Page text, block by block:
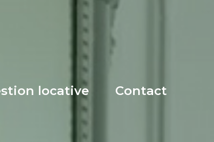
locative contact